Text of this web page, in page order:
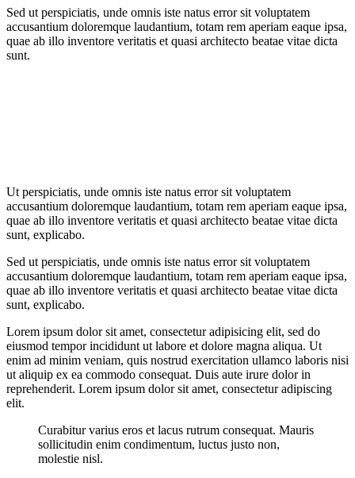
Sed ut perspiciatis, unde omnis iste natus error sit voluptatem
accusantium doloremque laudantium, totam rem aperiam eaque ipsa,
quae ab illo inventore veritatis et quasi architecto beatae vitae dicta
sunt.
Ut perspiciatis, unde omnis iste natus error sit voluptatem
accusantium doloremque laudantium, totam rem aperiam eaque ipsa,
quae ab illo inventore veritatis et quasi architecto beatae vitae dicta
sunt, explicabo.
Sed ut perspiciatis, unde omnis iste natus error sit voluptatem
accusantium doloremque laudantium, totam rem aperiam eaque ipsa,
quae ab illo inventore veritatis et quasi architecto beatae vitae dicta
sunt, explicabo.
Lorem ipsum dolor sit amet, consectetur adipisicing elit, sed do
eiusmod tempor incididunt ut labore et dolore magna aliqua. Ut
enim ad minim veniam, quis nostrud exercitation ullamco laboris nisi
ut aliquip ex ea commodo consequat. Duis aute irure dolor in
reprehenderit. Lorem ipsum dolor sit amet, consectetur adipiscing
elit.
Curabitur varius eros et lacus rutrum consequat. Mauris
sollicitudin enim condimentum, luctus justo non,
molestie nisl.